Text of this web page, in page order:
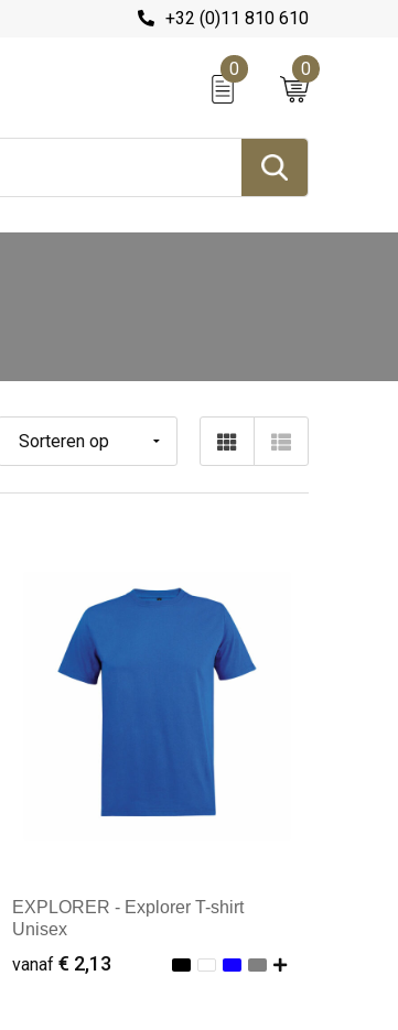
+32 (0)11 810 610
0 0
EXPLORER - Explorer T-shirt
Unisex
vanaf € 2,13